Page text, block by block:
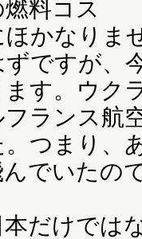
料コス
ほかなりま
ですが、
す。ウク
ランス航
つまり、
でいたの
だけでは